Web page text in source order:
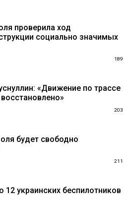
проверила ход
социально значимых
189
«Движение по трассе
203
будет свободно
211
украинских беспилотников